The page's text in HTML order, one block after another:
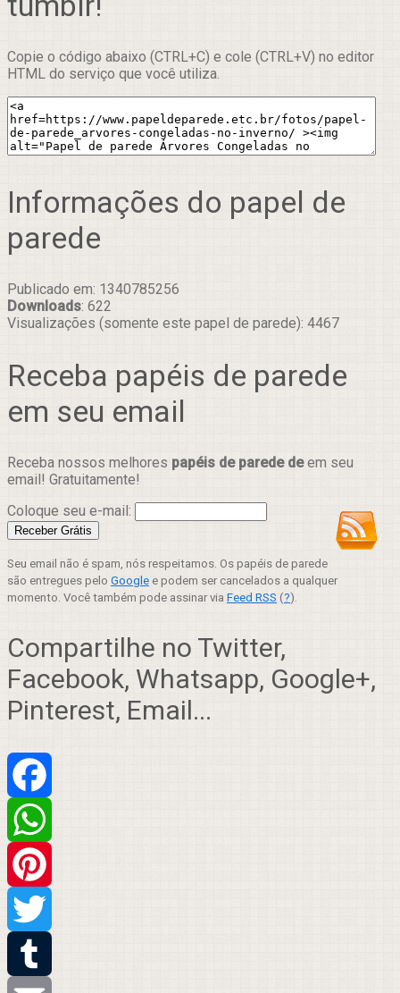
Copie o código abaixo (CTRL+C) e cole (CTRL+V) no editor
HTML do serviço que você utiliza.
Informações do papel de
parede
Publicado em: 1340785256
Downloads: 622
Visualizações (somente este papel de parede): 4467
Receba papéis de parede
em seu email
Receba nossos melhores papéis de parede deem seu
email! Gratuitamente!
Coloque seu e-mail:
Seu email não é spam, nós respeitamos. Os papéis de parede
são entregues pelo Google e podem ser cancelados a qualquer
momento. Você também pode assinar via Feed RSS (?).
Compartilhe no Twitter,
Facebook, Whatsapp, Google+,
Pinterest, Email...
Facebook
WhatsApp
Pinterest
Twitter